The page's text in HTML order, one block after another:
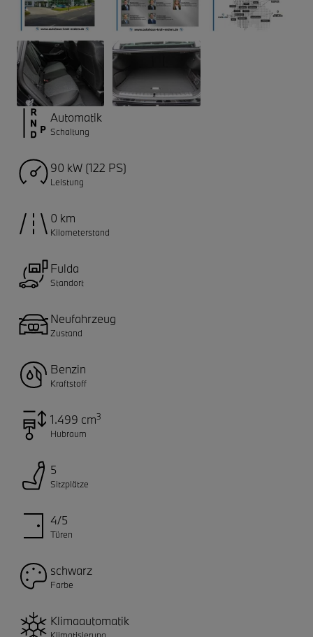
Automatik
Schaltung
90 kW (122 PS)
Leistung
0 km
Kilometerstand
Fulda
Standort
Neufahrzeug
Zustand
Benzin
Kraftstoff
1.499 cm3
Hubraum
5
Sitzplätze
4/5
Türen
schwarz
Farbe
Klimaautomatik